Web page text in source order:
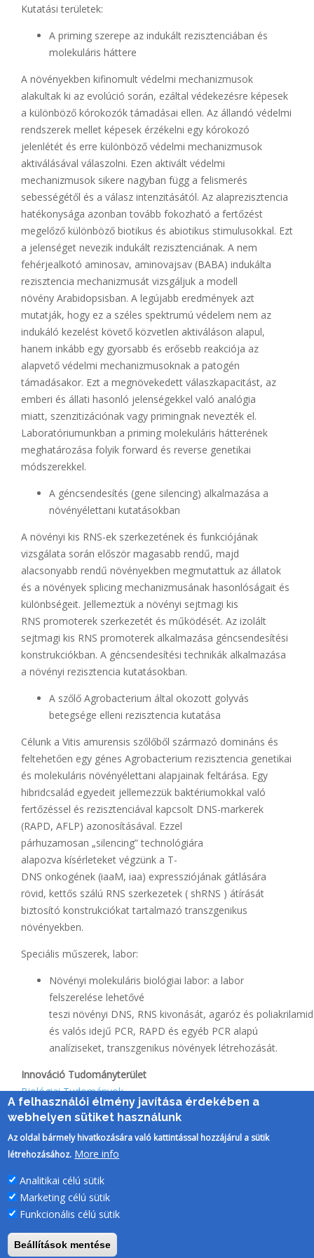
Kutatási területek​:
A priming szerepe az indukált rezisztenciában és
molekuláris háttere​
A növényekben kifinomult védelmi mechanizmusok
alakultak ki az evolúció során, ezáltal védekezésre képesek
a különböző kórokozók támadásai ellen. Az állandó védelmi
rendszerek mellet képesek érzékelni egy kórokozó
jelenlétét és erre különböző védelmi mechanizmusok
aktiválásával válaszolni. Ezen aktivált védelmi
mechanizmusok sikere nagyban függ a felismerés
sebességétől és a válasz intenzitásától. Az alaprezisztencia
hatékonysága azonban tovább​ fokozható a fertőzést
megelőző különböző biotikus és abiotikus stimulusokkal. Ezt
a jelenséget nevezik indukált rezisztenciának. A nem
fehérjealkotó​ aminosav, aminovajsav (BABA) indukálta
rezisztencia mechanizmusát vizsgáljuk​ a modell
növény Arabidopsisban. A legújabb eredmények azt
mutatják, hogy ez​ a széles spektrumú védelem nem az
indukáló kezelést követő közvetlen ​aktiváláson alapul,
hanem inkább egy gyorsabb és erősebb reakciója az
alapvető védelmi mechanizmusoknak a patogén
támadásakor. Ezt a megnövekedett válaszkapacitást, az
emberi és állati hasonló jelenségekkel való​ analógia
miatt, szenzitizációnak vagy primingnak nevezték el.​
Laboratóriumunkban a priming molekuláris hátterének
meghatározása folyik​ forward és reverse genetikai
módszerekkel. ​
A géncsendesítés (gene silencing) alkalmazása a
növényélettani kutatásokban​
A növényi kis RNS-ek szerkezetének és funkciójának
vizsgálata során először magasabb rendű, majd
alacsonyabb rendű növényekben megmutattuk az állatok
és a növények splicing mechanizmusának hasonlóságait és
különbségeit. Jellemeztük a növényi sejtmagi kis
RNS promoterek szerkezetét​ és működését. Az izolált
sejtmagi kis RNS promoterek alkalmazása géncsendesítési
konstrukciókban. A géncsendesítési technikák alkalmazása
a ​növényi rezisztencia kutatásokban.
A szőlő Agrobacterium által okozott golyvás
betegsége elleni rezisztencia kutatása​
Célunk a Vitis amurensis szőlőből származó domináns és
feltehetően egy génes Agrobacterium rezisztencia genetikai
és molekuláris növényélettani alapjainak feltárása. Egy
hibridcsalád egyedeit jellemezzük baktériumokkal való
fertőzéssel és rezisztenciával kapcsolt DNS-markerek
(RAPD, AFLP)​ azonosításával. Ezzel
párhuzamosan „silencing” technológiára
alapozva kísérleteket végzünk a T-
DNS onkogének (iaaM, iaa) expressziójának​ gátlására
rövid, kettős szálú RNS szerkezetek ( shRNS ) átírását
biztosító konstrukciókat tartalmazó transzgenikus
növényekben.
Speciális műszerek, labor:​
Növényi molekuláris biológiai labor: a labor
felszerelése lehetővé
teszi növényi DNS, RNS kivonását, agaróz és
és valós idejű PCR, RAPD és egyéb PCR alapú
analíziseket, transzgenikus növények létrehozását.​
Innováció Tudományterület
Biológiai Tudományok
A felhasználói élmény javítása érdekében a
webhelyen sütiket használunk
Az oldal bármely hivatkozására való kattintással hozzájárul a sütik
létrehozásához. More info
Analitikai célú sütik
Marketing célú sütik
Funkcionális célú sütik
Beállítások mentése